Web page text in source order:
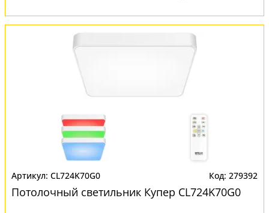
CL724K70G0 279392
Потолочный светильник Купер CL724K70G0